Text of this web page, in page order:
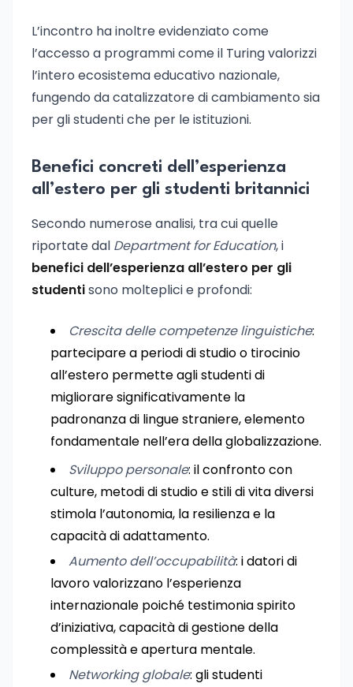
L’incontro ha inoltre evidenziato come
l’accesso a programmi come il Turing valorizzi
l’intero ecosistema educativo nazionale,
fungendo da catalizzatore di cambiamento sia
per gli studenti che per le istituzioni.
Benefici concreti dell’esperienza
all’estero per gli studenti britannici
Secondo numerose analisi, tra cui quelle
riportate dal Department for Education, i
benefici dell’esperienza all’estero per gli
studentisono molteplici e profondi:
Crescita delle competenze linguistiche:
partecipare a periodi di studio o tirocinio
all’estero permette agli studenti di
migliorare significativamente la
padronanza di lingue straniere, elemento
fondamentale nell’era della globalizzazione.
Sviluppo personale: il confronto con
culture, metodi di studio e stili di vita diversi
stimola l’autonomia, la resilienza e la
capacità di adattamento.
Aumento dell’occupabilità: i datori di
lavoro valorizzano l’esperienza
internazionale poiché testimonia spirito
d’iniziativa, capacità di gestione della
complessità e apertura mentale.
Networking globale: gli studenti